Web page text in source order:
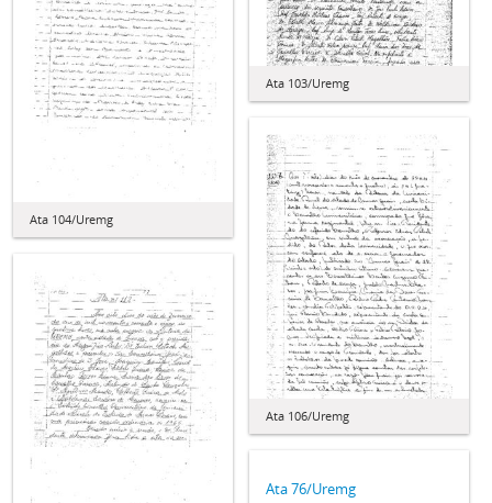
Ata 103/Uremg
Ata 104/Uremg
Ata 106/Uremg
Ata 76/Uremg